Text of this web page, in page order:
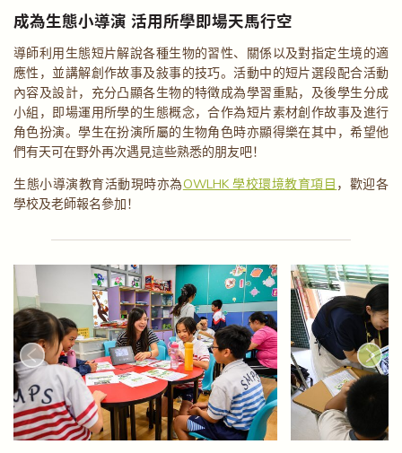
成為生態小導演 活用所學即場天馬行空
導師利用生態短片解說各種生物的習性、關係以及對指定生境的適
應性，並講解創作故事及敍事的技巧。活動中的短片選段配合活動
內容及設計，充分凸顯各生物的特徵成為學習重點，及後學生分成
小組，即場運用所學的生態概念，合作為短片素材創作故事及進行
角色扮演。學生在扮演所屬的生物角色時亦顯得樂在其中，希望他
們有天可在野外再次遇見這些熟悉的朋友吧！
生態小導演教育活動現時亦為OWLHK 學校環境教育項目 ，歡迎各
學校及老師報名參加！